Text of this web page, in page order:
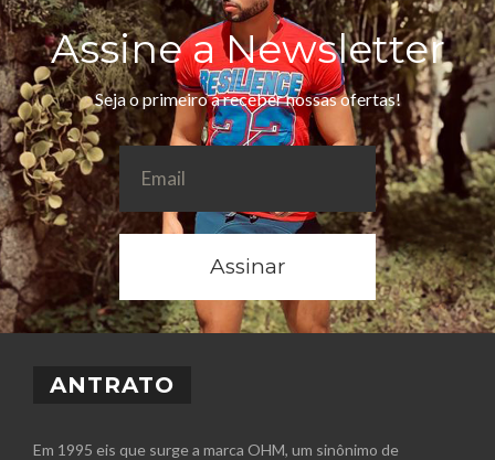
Assine a Newsletter
Seja o primeiro a receber nossas ofertas!
Assinar
ANTRATO
Em 1995 eis que surge a marca OHM, um sinônimo de